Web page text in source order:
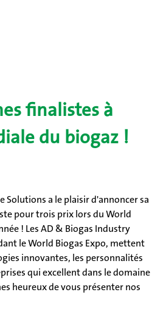
finalistes à
du biogaz !
Solutions a le plaisir d'annoncer sa
pour trois prix lors du World
! Les AD & Biogas Industry
le World Biogas Expo, mettent
innovantes, les personnalités
qui excellent dans le domaine
heureux de vous présenter nos